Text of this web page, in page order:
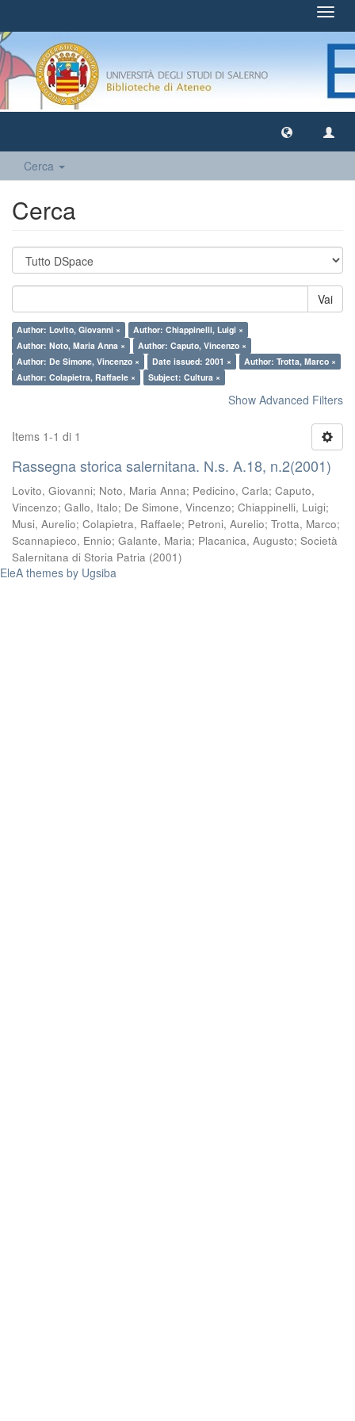
Cerca
Cerca
Vai
Author: Lovito, Giovanni ×
Author: Chiappinelli, Luigi ×
Author: Noto, Maria Anna ×
Author: Caputo, Vincenzo ×
Author: De Simone, Vincenzo ×
Date issued: 2001 ×
Author: Trotta, Marco ×
Author: Colapietra, Raffaele ×
Subject: Cultura ×
Show Advanced Filters
Items 1-1 di 1
Rassegna storica salernitana. N.s. A.18, n.2(2001)
Lovito, Giovanni; Noto, Maria Anna; Pedicino, Carla; Caputo,
Vincenzo; Gallo, Italo; De Simone, Vincenzo; Chiappinelli, Luigi;
Musi, Aurelio; Colapietra, Raffaele; Petroni, Aurelio; Trotta, Marco;
Scannapieco, Ennio; Galante, Maria; Placanica, Augusto; Società
Salernitana di Storia Patria (2001)
EleA themes by Ugsiba